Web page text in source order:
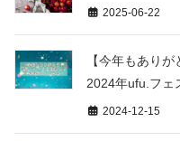
2025-06-22
【今年もあり
2024年ufu.フェ
2024-12-15